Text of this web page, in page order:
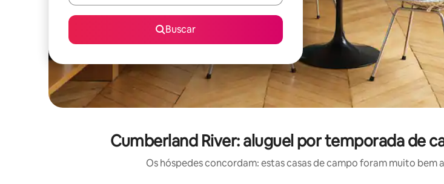
Buscar
Cumberland River: aluguel por temporada de
Os hóspedes concordam: estas casas de campo foram muito bem